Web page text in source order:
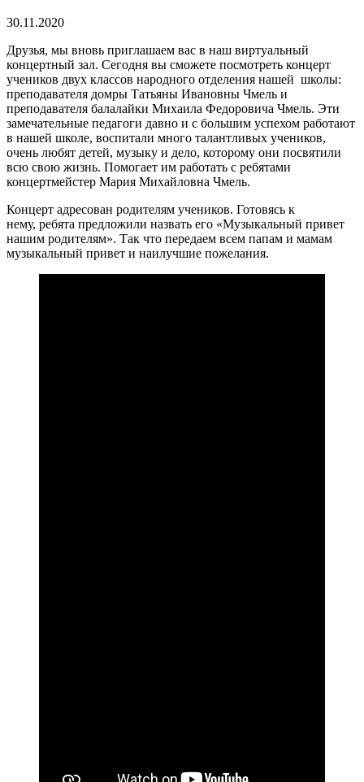
30.11.2020
Друзья, мы вновь приглашаем вас в наш виртуальный
концертный зал. Сегодня вы сможете посмотреть концерт
учеников двух классов народного отделения нашей школы:
преподавателя домры Татьяны Ивановны Чмель и
преподавателя балалайки Михаила Федоровича Чмель. Эти
замечательные педагоги давно и с большим успехом работают
в нашей школе, воспитали много талантливых учеников,
очень любят детей, музыку и дело, которому они посвятили
всю свою жизнь. Помогает им работать с ребятами
концертмейстер Мария Михайловна Чмель.
Концерт адресован родителям учеников. Готовясь к
нему, ребята предложили назвать его «Музыкальный привет
нашим родителям». Так что передаем всем папам и мамам
музыкальный привет и наилучшие пожелания.